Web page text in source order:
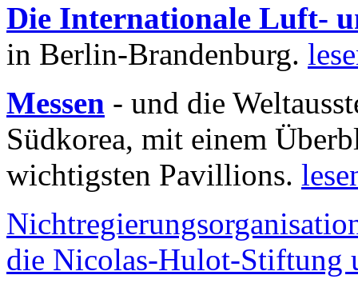
Die Internationale Luft-
in Berlin-Brandenburg.
Messen - und die
Südkorea, mit einem
wichtigsten Pavillions.
die Nicolas-Hulot-Stiftung